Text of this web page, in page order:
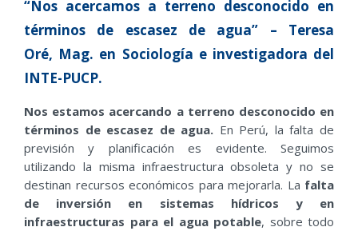
“Nos acercamos a terreno desconocido en
términos de escasez de agua” – Teresa
Oré, Mag. en Sociología e investigadora del
INTE-PUCP.
Nos estamos acercando a terreno desconocido en
términos de escasez de agua. En Perú, la falta de
previsión y planificación es evidente. Seguimos
utilizando la misma infraestructura obsoleta y no se
destinan recursos económicos para mejorarla. La falta
de inversión en sistemas hídricos y en
infraestructuras para el agua potable, sobre todo